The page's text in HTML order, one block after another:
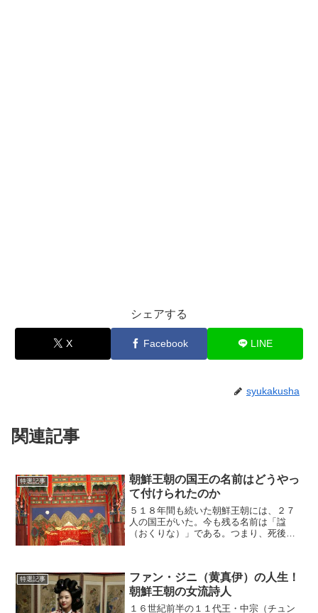
シェアする
X Facebook LINE
syukakusha
関連記事
特選記事
朝鮮王朝の国王の名前はどうやっ
て付けられたのか
５１８年間も続いた朝鮮王朝には、２７
人の国王がいた。今も残る名前は「諡
（おくりな）」である。つまり、死後に
か。(adsbygoogl...
特選記事
ファン・ジニ（黄真伊）の人生！
朝鮮王朝の女流詩人
１６世紀前半の１１代王・中宗（チュン